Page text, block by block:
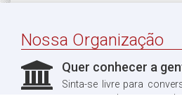
Nossa Organização
Quer conhecer a
Sinta-se livre para
um pouco do nosso